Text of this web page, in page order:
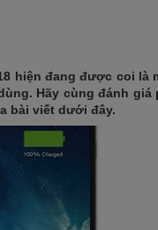
hiện đang được coi
Hãy cùng đánh giá
bài viết dưới đây.